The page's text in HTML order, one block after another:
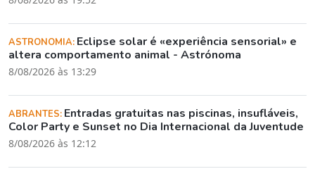
ASTRONOMIA: Eclipse solar é «experiência sensorial» e
altera comportamento animal - Astrónoma
8/08/2026 às 13:29
ABRANTES: Entradas gratuitas nas piscinas, insufláveis,
Color Party e Sunset no Dia Internacional da Juventude
8/08/2026 às 12:12